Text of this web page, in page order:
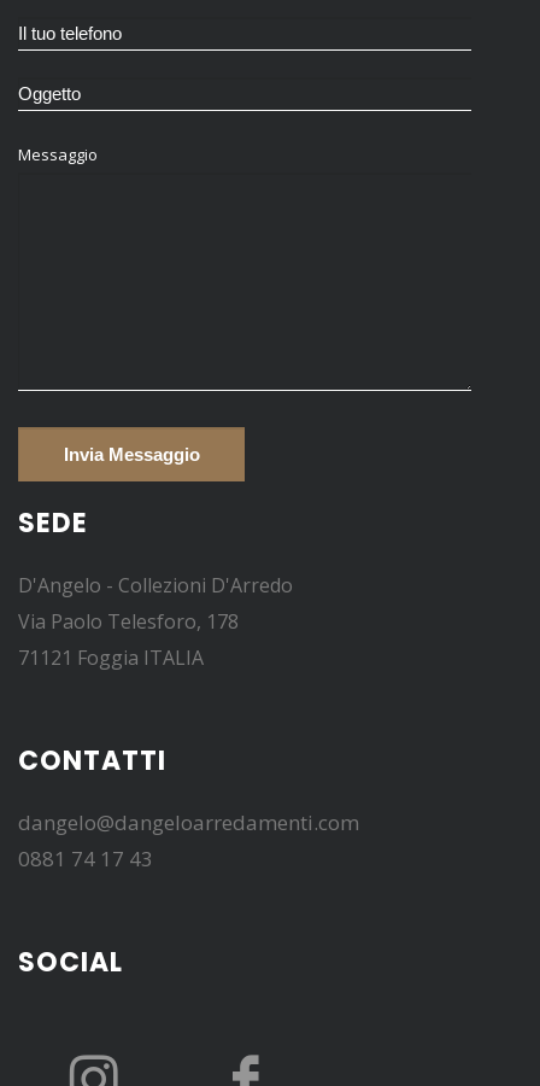
Messaggio
SEDE
D'Angelo - Collezioni D'Arredo
Via Paolo Telesforo, 178
71121 Foggia ITALIA
CONTATTI
dangelo@dangeloarredamenti.com
0881 74 17 43
SOCIAL